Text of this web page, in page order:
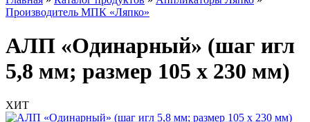
Производитель МПК «Ляпко»
АЛП «Одинарный» (шаг игл
5,8 мм; размер 105 х 230 мм)
ХИТ